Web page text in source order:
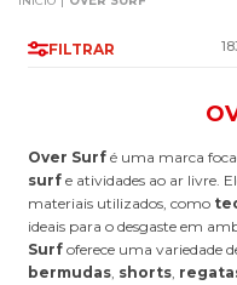
FILTRAR
Over Surf é uma marca
surf e atividades ao ar livre.
materiais utilizados, como
ideais para o desgaste em
Surf oferece uma variedade
bermudas, shorts,